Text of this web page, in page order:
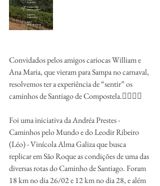
Convidados pelos amigos cariocas William e
Ana Maria, que vieram para Sampa no carnaval,
resolvemos ter a experiência de “sentir” os
caminhos de Santiago de Compostela.🚶‍♂️🚶‍♀️
Foi uma iniciativa da Andréa Prestes -
Caminhos pelo Mundo e do Leodir Ribeiro
(Léo) - Vinícola Alma Galiza que busca
replicar em São Roque as condições de uma das
diversas rotas do Caminho de Santiago. Foram
18 km no dia 26/02 e 12 km no dia 28, e além